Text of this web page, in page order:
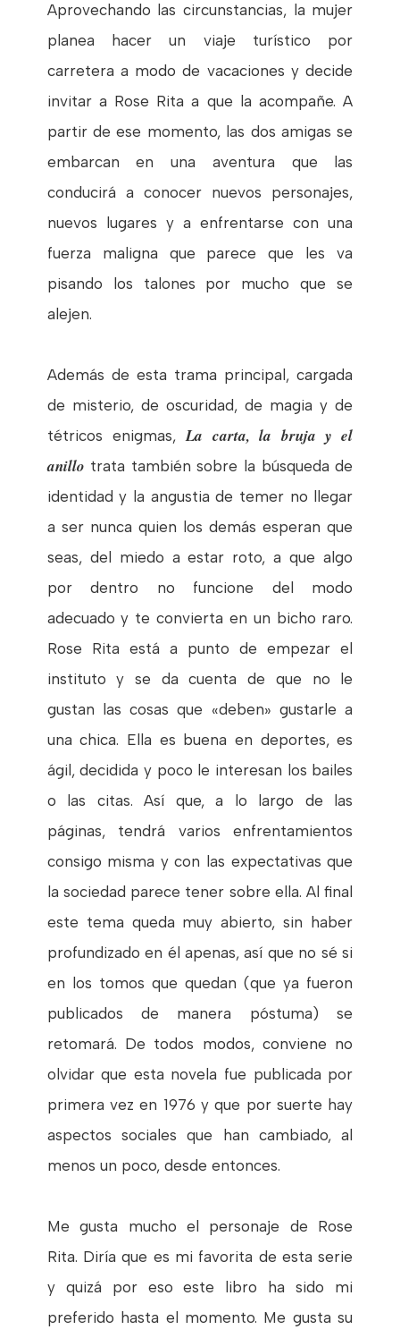
Aprovechando las circunstancias, la mujer
planea hacer un viaje turístico por
carretera a modo de vacaciones y decide
invitar a Rose Rita a que la acompañe. A
partir de ese momento, las dos amigas se
embarcan en una aventura que las
conducirá a conocer nuevos personajes,
nuevos lugares y a enfrentarse con una
fuerza maligna que parece que les va
pisando los talones por mucho que se
alejen.
Además de esta trama principal, cargada
de misterio, de oscuridad, de magia y de
tétricos enigmas,La carta, la bruja y el
anillo trata también sobre la búsqueda de
identidad y la angustia de temer no llegar
a ser nunca quien los demás esperan que
seas, del miedo a estar roto, a que algo
por dentro no funcione del modo
adecuado y te convierta en un bicho raro.
Rose Rita está a punto de empezar el
instituto y se da cuenta de que no le
gustan las cosas que «deben» gustarle a
una chica. Ella es buena en deportes, es
ágil, decidida y poco le interesan los bailes
o las citas. Así que, a lo largo de las
páginas, tendrá varios enfrentamientos
consigo misma y con las expectativas que
la sociedad parece tener sobre ella. Al final
este tema queda muy abierto, sin haber
profundizado en él apenas, así que no sé si
en los tomos que quedan (que ya fueron
publicados de manera póstuma) se
retomará. De todos modos, conviene no
olvidar que esta novela fue publicada por
primera vez en 1976 y que por suerte hay
aspectos sociales que han cambiado, al
menos un poco, desde entonces.
Me gusta mucho el personaje de Rose
Rita. Diría que es mi favorita de esta serie
y quizá por eso este libro ha sido mi
preferido hasta el momento. Me gusta su